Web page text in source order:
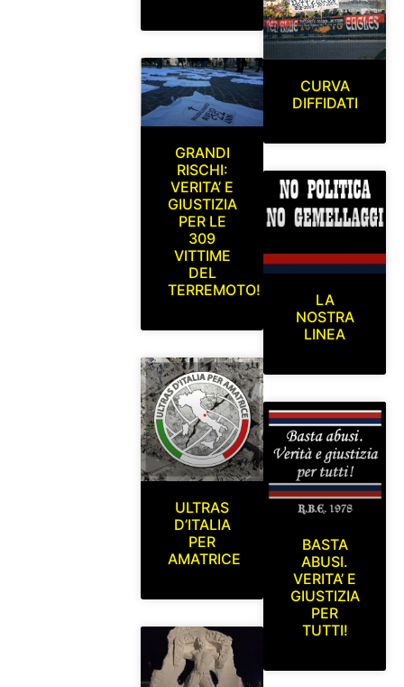
GRANDI
RISCHI:
VERITA’ E
GIUSTIZIA
PER LE
309
VITTIME
DEL
TERREMOTO!
ULTRAS
D’ITALIA
PER
AMATRICE
CURVA
DIFFIDATI
LA
NOSTRA
LINEA
BASTA
ABUSI.
VERITA’ E
GIUSTIZIA
PER
TUTTI!